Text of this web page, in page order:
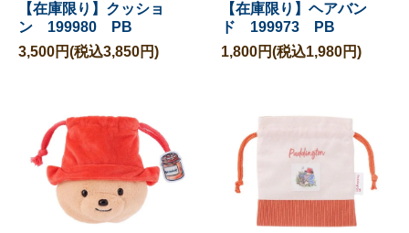
【在庫限り】クッショ
ン 199980 PB
3,500円(税込3,850円)
【在庫限り】ヘアバン
ド 199973 PB
1,800円(税込1,980円)